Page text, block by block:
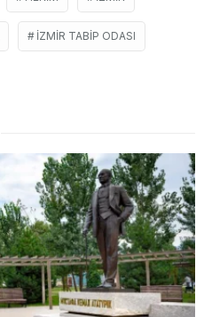
İZMIR TABIP ODASI